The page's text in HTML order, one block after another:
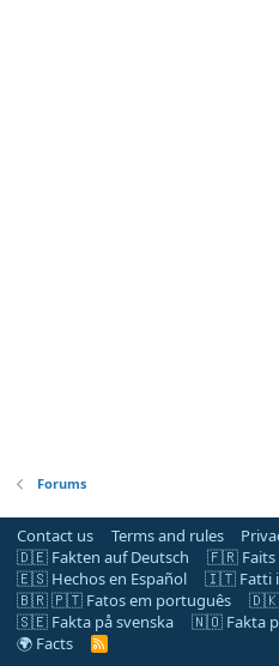
Forums
Contact us Terms and rules
🇩🇪 Fakten auf Deutsch
🇫🇷 Faits
🇪🇸 Hechos en Español
🇮🇹 Fatti
🇧🇷 🇵🇹 Fatos em português
🇩🇰
🇸🇪 Fakta på svenska
🇳🇴 Fakta
🌍 Facts
R